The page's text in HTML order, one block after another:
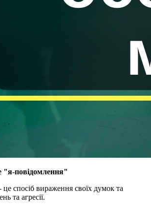
"я-повідомлення"
спосіб вираження своїх думок та
та агресії.